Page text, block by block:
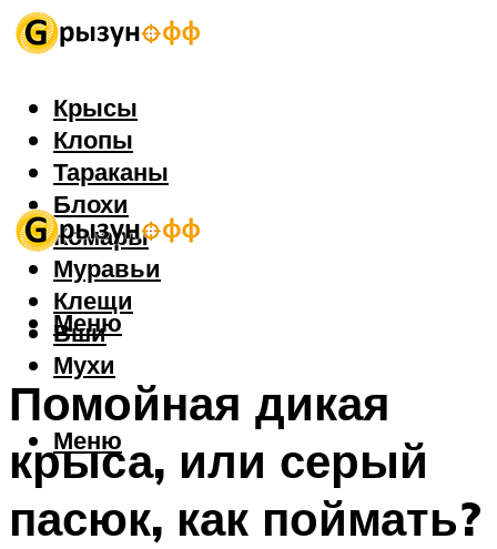
Крысы
Клопы
Тараканы
Блохи
Комары
Муравьи
Клещи
Вши
Мухи
Меню
Меню
Помойная дикая
крыса, или серый
пасюк, как поймать?